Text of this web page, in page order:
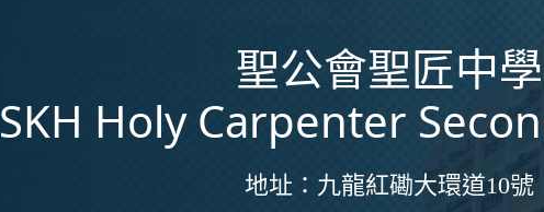
聖公會聖匠中學
SKH Holy Carpenter
地址： 九龍紅磡大環道10號